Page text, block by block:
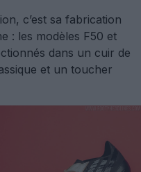
c’est sa fabrication
: les modèles F50 et
dans un cuir de
et un toucher